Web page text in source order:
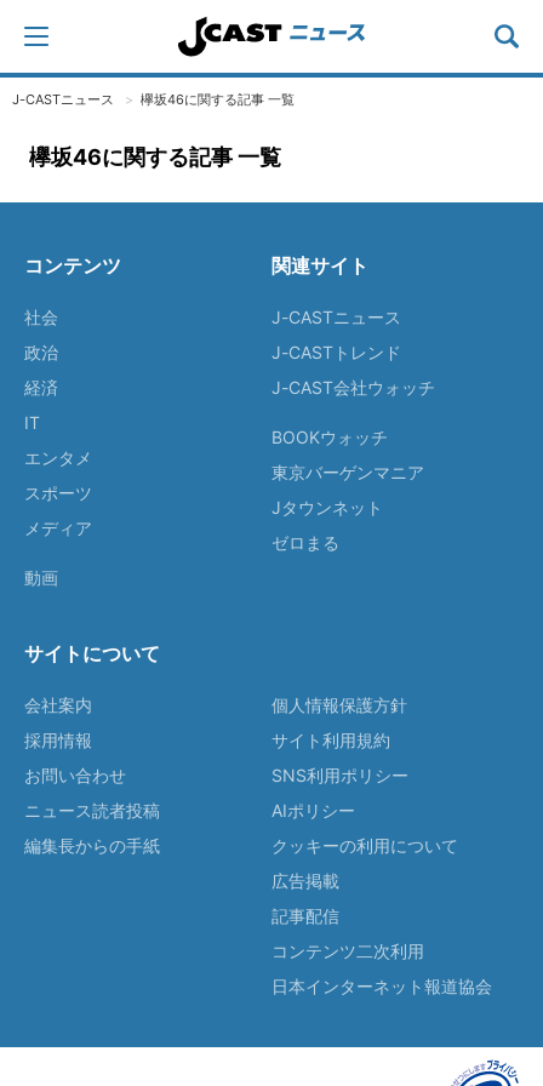
J-CASTニュース 欅坂46に関する記事 一覧
欅坂46に関する記事 一覧
コンテンツ
社会
政治
経済
IT
エンタメ
スポーツ
メディア
動画
関連サイト
J-CASTニュース
J-CASTトレンド
J-CAST会社ウォッチ
BOOKウォッチ
東京バーゲンマニア
Jタウンネット
ゼロまる
サイトについて
会社案内
採用情報
お問い合わせ
ニュース読者投稿
編集長からの手紙
個人情報保護方針
サイト利用規約
SNS利用ポリシー
AIポリシー
クッキーの利用について
広告掲載
記事配信
コンテンツ二次利用
日本インターネット報道協会